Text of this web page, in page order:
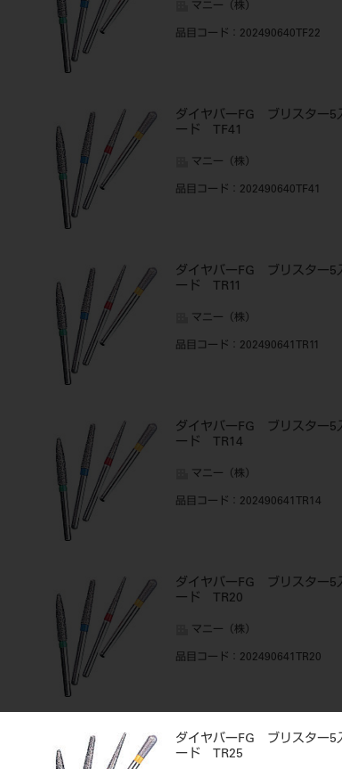
マニー（株）
品目コード ：202490640TF22
ダイヤバーFG ブリスター5
ード TF41
マニー（株）
品目コード ：202490640TF41
ダイヤバーFG ブリスター5
ード TR11
マニー（株）
品目コード ：202490641TR11
ダイヤバーFG ブリスター5
ード TR14
マニー（株）
品目コード ：202490641TR14
ダイヤバーFG ブリスター5
ード TR20
マニー（株）
品目コード ：202490641TR20
ダイヤバーFG ブリスター5
ード TR25